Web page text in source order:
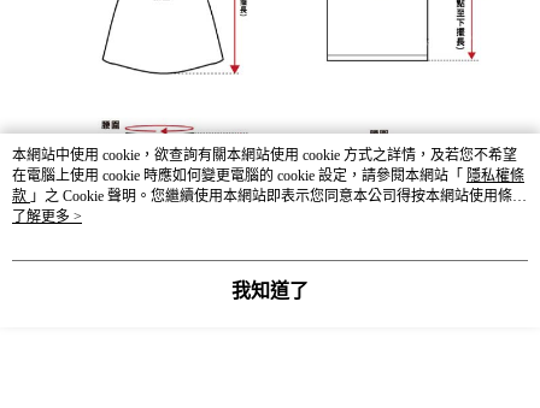
本網站中使用 cookie，欲查詢有關本網站使用 cookie 方式之詳情，及若您不希望
在電腦上使用 cookie 時應如何變更電腦的 cookie 設定，請參閱本網站「 隱私權條
款 」之 Cookie 聲明。您繼續使用本網站即表示您同意本公司得按本網站使用條款
之 Cookie 聲明使用 cookie。
了解更多 >
我知道了